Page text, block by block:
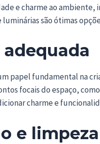
e charme ao
são ótimas
papel fundamental na
focais do espaço,
charme e
e